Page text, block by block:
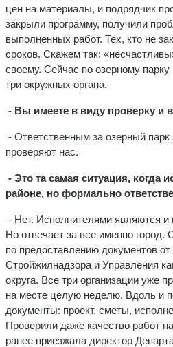
цен на материалы, и подрядчик
закрыли программу, получили
выполненных работ. Тех, кто не
сроков. Скажем так:
своему. Сейчас по озерному парку
три окружных органа.
- Вы имеете в виду проверку и
- Ответственным за озерный парк
проверяют нас.
- Это та самая ситуация, когда
районе, но формально
- Нет. Исполнителями являются и
Но отвечает за все именно город.
по предоставлению документов
Стройжилнадзора и Управления
округа. Все три организации уже
на месте целую неделю. Вдоль и
документы: проект, сметы,
Проверили даже качество работ
ранее приезжала директор